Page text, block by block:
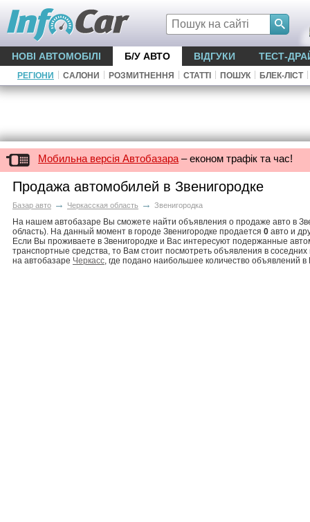
НОВІ АВТОМОБІЛІ Б/У АВТО ВІДГУКИ ТЕСТ-
РЕГІОНИ САЛОНИ РОЗМИТНЕННЯ СТАТТІ ПОШУК БЛЕК-ЛІСТ
Мобильна версія Автобазара – економ трафік та час!
Продажа автомобилей в Звенигородке
Базар авто → Черкасская область → Звенигородка
На нашем автобазаре Вы сможете найти объявления о продаже авто в
область). На данный момент в городе Звенигородке продается 0 авто и
Если Вы проживаете в Звенигородке и Вас интересуют подержанные
транспортные средства, то Вам стоит посмотреть объявления в соседних
на автобазаре Черкасс, где подано наибольшее количество объявлений